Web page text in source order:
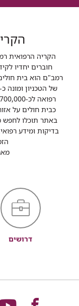
הקריה הרפואית
חוברים יחדיו
רמב"ם הוא בית
כבית חולים על אזורי עבור 12 בתי חולים
באתר תוכלו לחפש
בדיקות ומידע
דרושים